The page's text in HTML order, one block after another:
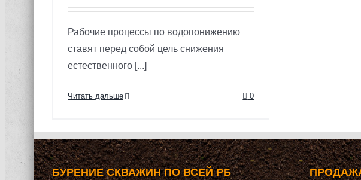
Рабочие процессы по водопонижению
ставят перед собой цель снижения
естественного [...]
Читать дальше 0
БУРЕНИЕ СКВАЖИН ПО ВСЕЙ РБ